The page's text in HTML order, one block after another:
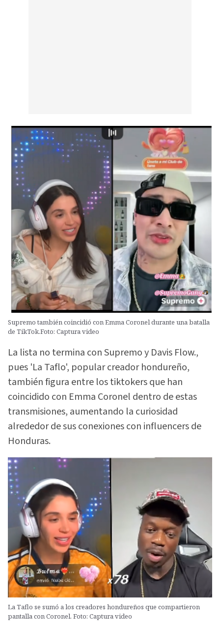
Supremo también coincidió con Emma Coronel durante una batalla
de TikTok.Foto: Captura video
La lista no termina con Supremo y Davis Flow.,
pues 'La Taflo', popular creador hondureño,
también figura entre los tiktokers que han
coincidido con Emma Coronel dentro de estas
transmisiones, aumentando la curiosidad
alrededor de sus conexiones con influencers de
Honduras.
La Taflo se sumó a los creadores hondureños que compartieron
pantalla con Coronel. Foto: Captura video